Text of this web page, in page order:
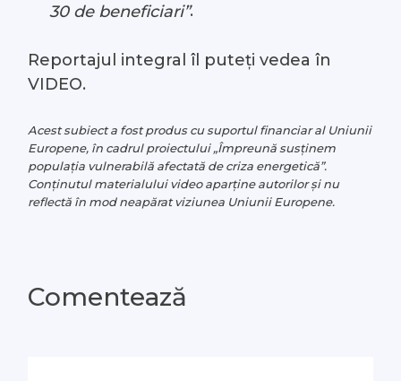
30 de beneficiari”.
Reportajul integral îl puteți vedea în
VIDEO.
Acest subiect a fost produs cu suportul financiar al Uniunii
Europene, în cadrul proiectului „Împreună susținem
populația vulnerabilă afectată de criza energetică”.
Conținutul materialului video aparține autorilor și nu
reflectă în mod neapărat viziunea Uniunii Europene.
Comentează